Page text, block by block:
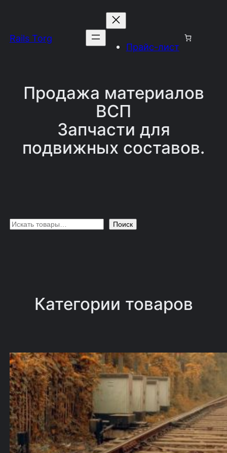
содержимому
Rails Torg
Прайс-лист
Продажа материалов
ВСП
Запчасти для
подвижных составов.
П
Поиск
Категории товаров